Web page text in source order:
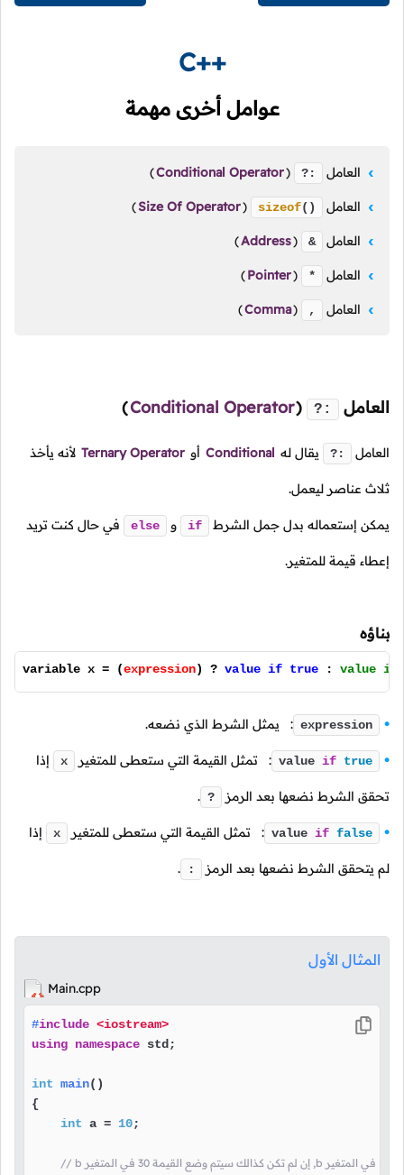
C++
عوامل أخرى مهمة
العامل ?:
(
Conditional Operator
)
العامل sizeof()
(
Size Of Operator
)
العامل &
(
Address
)
العامل *
(
Pointer
)
العامل ,
(
Comma
)
العامل ?:
(
Conditional Operator
)
العامل ?: يقال له Conditional أو Ternary Operator لأنه يأخذ
ثلاث عناصر ليعمل.
يمكن إستعماله بدل جمل الشرط if و else في حال كنت تريد
إعطاء قيمة للمتغير.
بناؤه
variable x = (expression) ? value if true : value if
expression : يمثل الشرط الذي نضعه.
value if true : تمثل القيمة التي ستعطى للمتغير x إذا
تحقق الشرط نضعها بعد الرمز ?
.
value if false : تمثل القيمة التي ستعطى للمتغير x إذا
لم يتحقق الشرط نضعها بعد الرمز :
.
المثال الأول
Main.cpp
#include <iostream>
using namespace std;
int main()
{
int a = 10;